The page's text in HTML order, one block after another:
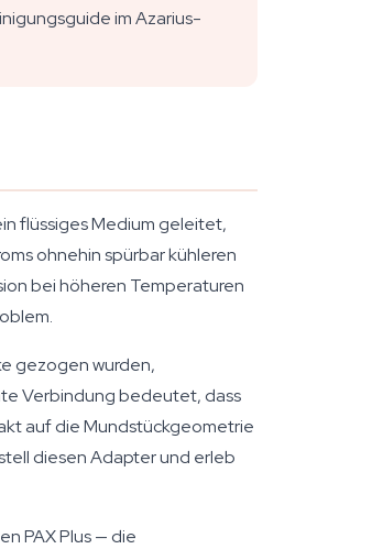
im Azarius-
flüssiges Medium geleitet,
ohnehin spürbar kühleren
bei höheren Temperaturen
gezogen wurden,
Verbindung bedeutet, dass
auf die Mundstückgeometrie
diesen Adapter und erleb
PAX Plus — die